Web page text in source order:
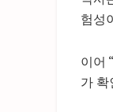
험성
이어
가